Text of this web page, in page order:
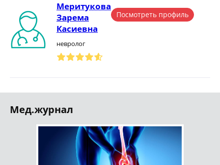
Меритукова
Зарема
Касиевна
невролог
Посмотреть профиль
Мед.журнал